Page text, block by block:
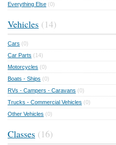
Everything Else (0)
Vehicles (14)
Cars (0)
Car Parts (14)
Motorcycles (0)
Boats - Ships (0)
RVs - Campers - Caravans (0)
Trucks - Commercial Vehicles (0)
Other Vehicles (0)
Classes (16)